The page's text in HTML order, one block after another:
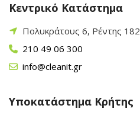
Κεντρικό Κατάστημα
Πολυκράτους 6, Ρέντης
210 49 06 300
info@cleanit.gr
Υποκατάστημα Κρήτης